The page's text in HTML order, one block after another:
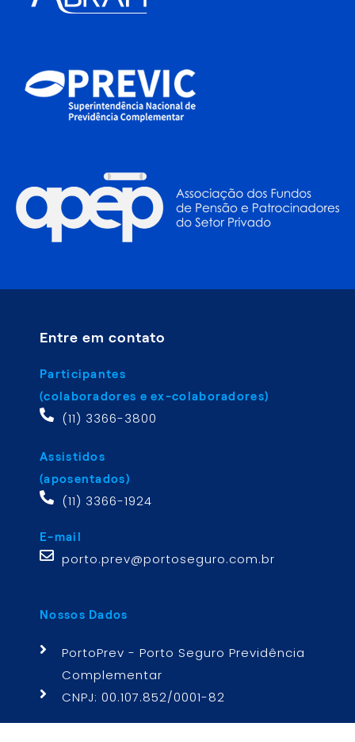
Entre em contato
Participantes
(colaboradores e ex-colaboradores)
(11) 3366-3800
Assistidos
(aposentados)
(11) 3366-1924
E-mail
porto.prev@portoseguro.com.br
Nossos Dados
PortoPrev - Porto Seguro Previdência
Complementar
CNPJ: 00.107.852/0001-82